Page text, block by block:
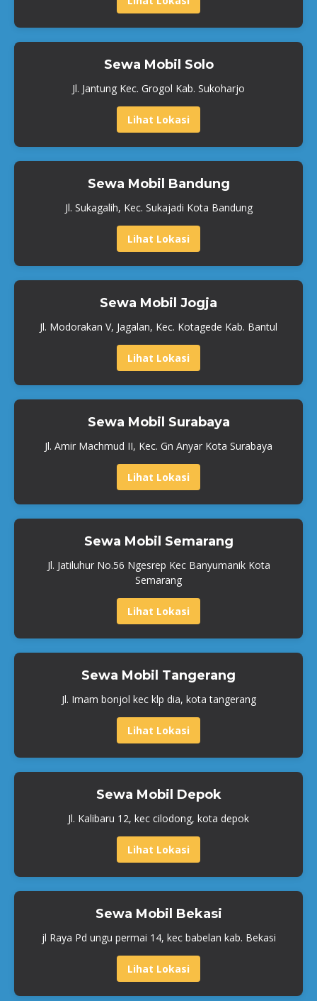
Sewa Mobil Solo
Jl. Jantung Kec. Grogol Kab. Sukoharjo
Lihat Lokasi
Sewa Mobil Bandung
Jl. Sukagalih, Kec. Sukajadi Kota Bandung
Lihat Lokasi
Sewa Mobil Jogja
Jl. Modorakan V, Jagalan, Kec. Kotagede Kab. Bantul
Lihat Lokasi
Sewa Mobil Surabaya
Jl. Amir Machmud II, Kec. Gn Anyar Kota Surabaya
Lihat Lokasi
Sewa Mobil Semarang
Jl. Jatiluhur No.56 Ngesrep Kec Banyumanik Kota
Semarang
Lihat Lokasi
Sewa Mobil Tangerang
Jl. Imam bonjol kec klp dia, kota tangerang
Lihat Lokasi
Sewa Mobil Depok
Jl. Kalibaru 12, kec cilodong, kota depok
Lihat Lokasi
Sewa Mobil Bekasi
jl Raya Pd ungu permai 14, kec babelan kab. Bekasi
Lihat Lokasi